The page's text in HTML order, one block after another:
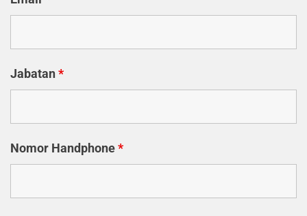
Jabatan*
Nomor Handphone*